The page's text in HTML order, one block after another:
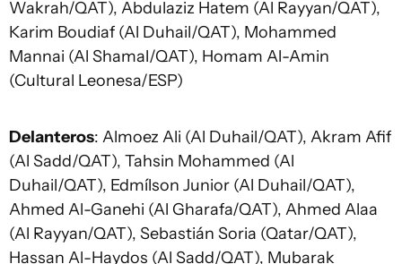
Wakrah/QAT), Abdulaziz Hatem (Al Rayyan/QAT),
Karim Boudiaf (Al Duhail/QAT), Mohammed
Mannai (Al Shamal/QAT), Homam Al-Amin
(Cultural Leonesa/ESP)
Delanteros: Almoez Ali (Al Duhail/QAT), Akram Afif
(Al Sadd/QAT), Tahsin Mohammed (Al
Duhail/QAT), Edmílson Junior (Al Duhail/QAT),
Ahmed Al-Ganehi (Al Gharafa/QAT), Ahmed Alaa
(Al Rayyan/QAT), Sebastián Soria (Qatar/QAT),
Hassan Al-Haydos (Al Sadd/QAT), Mubarak